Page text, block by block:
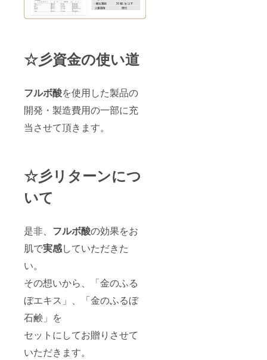
☆彡資金の使い道
フルボ酸を使用した製品の
開発・製造費用の一部に充
当させて頂きます。
☆彡リターンにつ
いて
是非、 フルボ酸の効果をお
肌で実感していただきた
い。
その想いから、「金のふる
ぼエキス」、「金のふるぼ
石鹸」を
セットにしてお贈りさせて
いただきます。